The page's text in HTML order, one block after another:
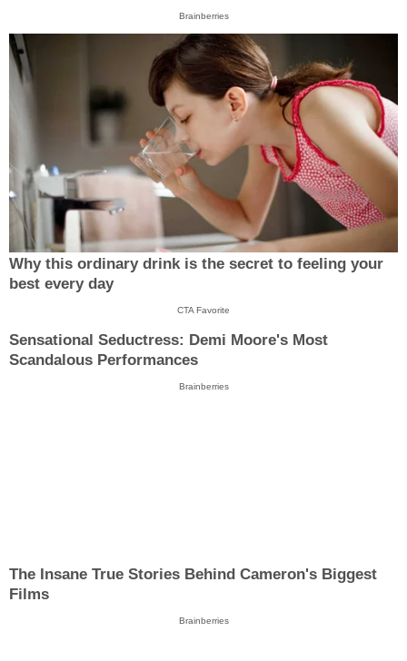
Brainberries
Why this ordinary drink is the secret to feeling your
best every day
CTA Favorite
Sensational Seductress: Demi Moore's Most
Scandalous Performances
Brainberries
The Insane True Stories Behind Cameron's Biggest
Films
Brainberries